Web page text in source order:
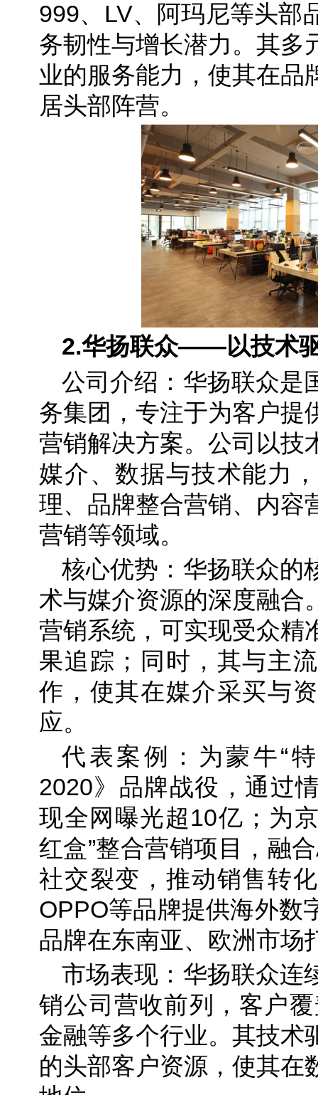
999、LV、阿玛尼等头部
务韧性与增长潜力。其多
业的服务能力，使其在品
居头部阵营。
2.华扬联众——以技术
公司介绍：华扬联众是
务集团，专注于为客户提
营销解决方案。公司以技
媒介、数据与技术能力
理、品牌整合营销、内容
营销等领域。
核心优势：华扬联众的
术与媒介资源的深度融合
营销系统，可实现受众精
果追踪；同时，其与主
作，使其在媒介采买与
应。
代表案例：为蒙牛“
2020》品牌战役，通过
现全网曝光超10亿；为
红盒”整合营销项目，融
社交裂变，推动销售转
OPPO等品牌提供海外数
品牌在东南亚、欧洲市场
市场表现：华扬联众连
销公司营收前列，客户
金融等多个行业。其技术
的头部客户资源，使其在